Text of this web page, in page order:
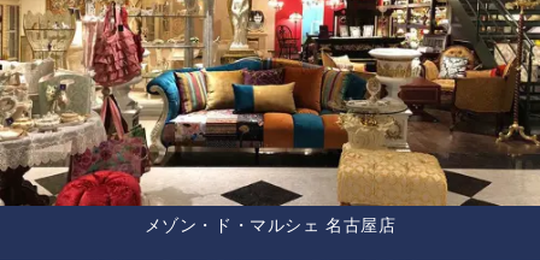
メゾン・ド・マルシェ 名古屋店